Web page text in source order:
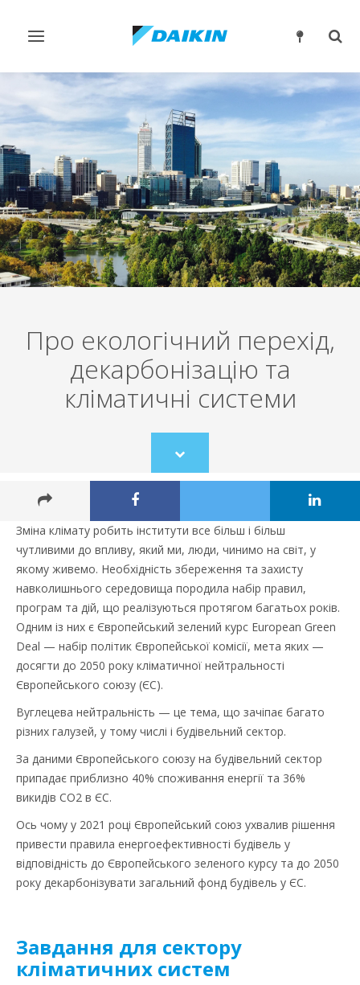
Перемикнути
Про екологічний перехід,
декарбонізацію та
кліматичні системи
Scroll
to
Зміна клімату робить інститути все більш і більш
чутливими до впливу, який ми, люди, чинимо на світ, у
якому живемо. Необхідність збереження та захисту
навколишнього середовища породила набір правил,
програм та дій, що реалізуються протягом багатьох років.
Одним із них є Європейський зелений курс European Green
Deal — набір політик Європейської комісії, мета яких —
досягти до 2050 року кліматичної нейтральності
Європейського союзу (ЄС).
Вуглецева нейтральність — це тема, що зачіпає багато
різних галузей, у тому числі і будівельний сектор.
За даними Європейського союзу на будівельний сектор
припадає приблизно 40% споживання енергії та 36%
викидів CO2 в ЄС.
Ось чому у 2021 році Європейський союз ухвалив рішення
привести правила енергоефективності будівель у
відповідність до Європейського зеленого курсу та до 2050
року декарбонізувати загальний фонд будівель у ЄС.
Завдання для сектору
кліматичних систем